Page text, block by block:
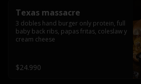
Texas massacre
3 dobles hand burger only protein, full
baby back ribs, papas fritas, coleslaw y
cream cheese
$24.990